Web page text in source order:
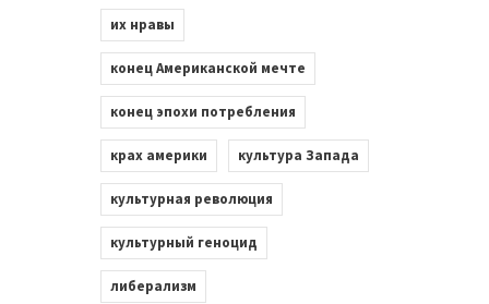
их нравы
конец Американской мечте
конец эпохи потребления
крах америки культура Запада
культурная революция
культурный геноцид
либерализм